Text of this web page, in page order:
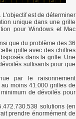
L'objectif est de déterminer
unique dans une grille
pour Windows et Mac
que du problème des 36
grille avec des chiffres
dans la grille. Une
suffisants pour que
par le raisonnement
moins 41.000 grilles de
de dévoilés pour
solutions (en
prendre énormément de